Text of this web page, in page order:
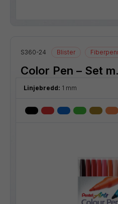
S360-24 Blister
Color Pen – Set
Linjebredd: 1 mm